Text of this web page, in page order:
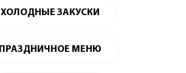
ХОЛОДНЫЕ ЗАКУСКИ
ПРАЗДНИЧНОЕ МЕНЮ